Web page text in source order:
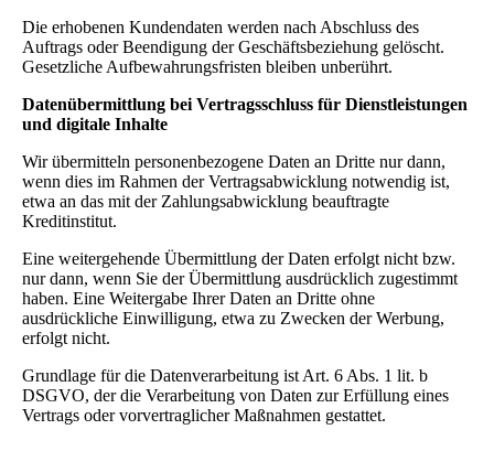
Die erhobenen Kundendaten werden nach Abschluss des
Auftrags oder Beendigung der Geschäftsbeziehung gelöscht.
Gesetzliche Aufbewahrungsfristen bleiben unberührt.
Datenübermittlung bei Vertragsschluss für Dienstleistungen
und digitale Inhalte
Wir übermitteln personenbezogene Daten an Dritte nur dann,
wenn dies im Rahmen der Vertragsabwicklung notwendig ist,
etwa an das mit der Zahlungsabwicklung beauftragte
Kreditinstitut.
Eine weitergehende Übermittlung der Daten erfolgt nicht bzw.
nur dann, wenn Sie der Übermittlung ausdrücklich zugestimmt
haben. Eine Weitergabe Ihrer Daten an Dritte ohne
ausdrückliche Einwilligung, etwa zu Zwecken der Werbung,
erfolgt nicht.
Grundlage für die Datenverarbeitung ist Art. 6 Abs. 1 lit. b
DSGVO, der die Verarbeitung von Daten zur Erfüllung eines
Vertrags oder vorvertraglicher Maßnahmen gestattet.